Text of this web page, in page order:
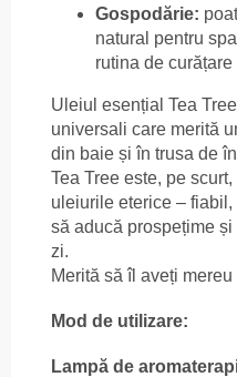
Gospodărie:
natural pentru
rutina de
Uleiul esențial Tea
universali care merită
din baie și în trusa de
Tea Tree este, pe
uleiurile eterice –
să aducă prospețime
zi.
Merită să îl aveți
Mod de utilizare:
Lampă de